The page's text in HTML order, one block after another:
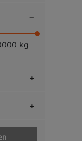
-
kg
+
+